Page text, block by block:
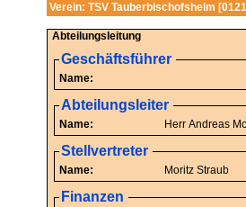
Verein: TSV Tauberbischofsheim
Abteilungsleitung
Geschäftsführer
Name:
Abteilungsleiter
Name: Herr
Stellvertreter
Name: Moritz Straub
Finanzen